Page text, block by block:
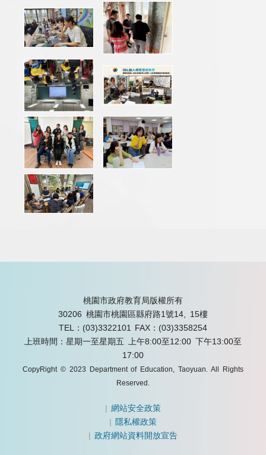
桃園市政府教育局版權所有
30206 桃園市桃園區縣府路1號14, 15樓
TEL：(03)3322101
FAX：(03)3358254
上班時間：星期一至星期五 上午8:00至12:00 下午13:00至
17:00
CopyRight © 2023 Department of Education, Taoyuan. All Rights
Reserved.
|網站安全政策
| 隱私權政策
|政府網站資料開放宣告